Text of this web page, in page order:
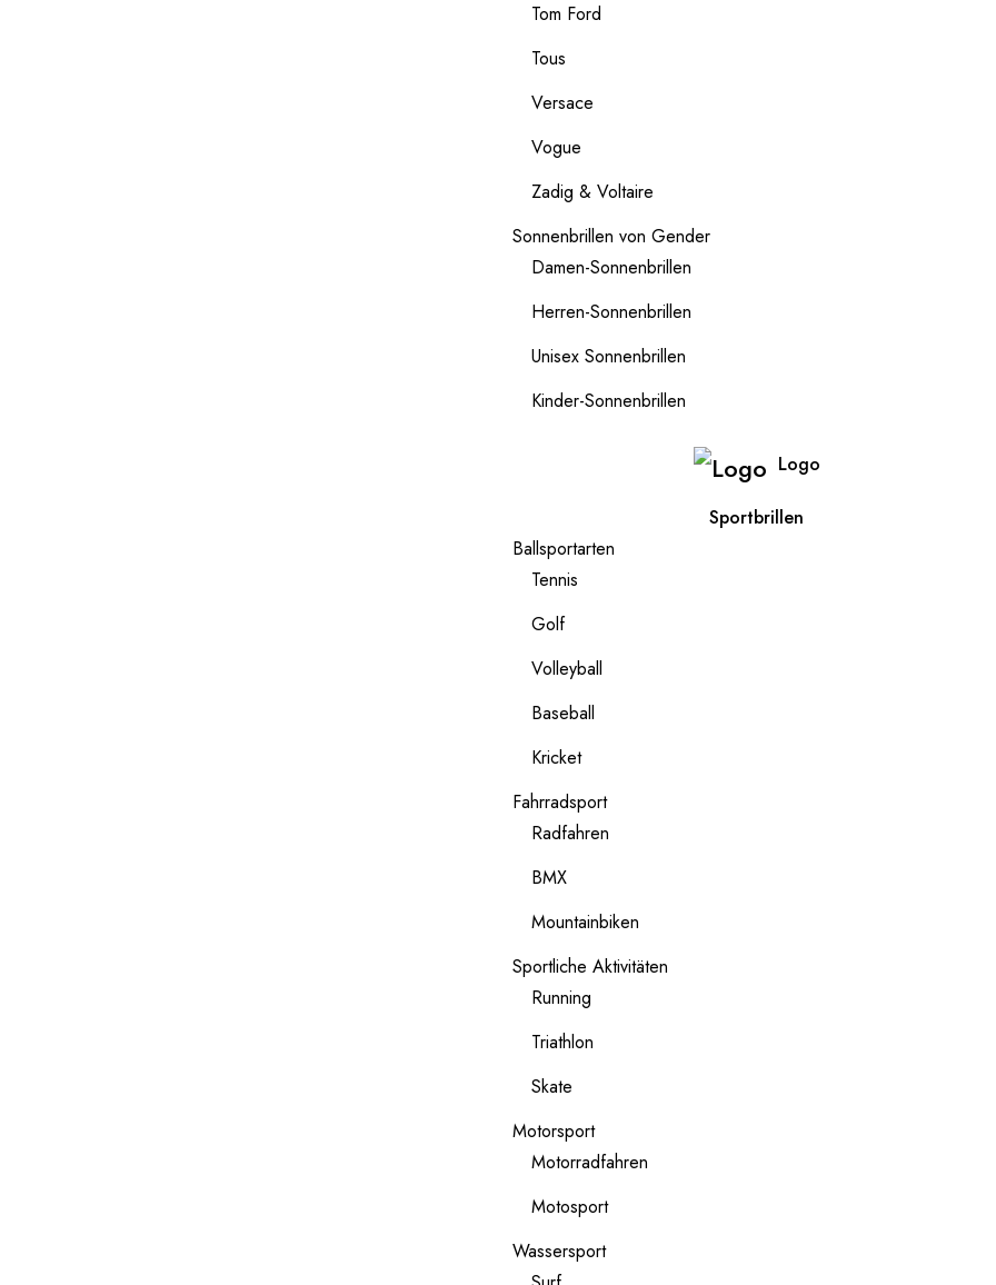
Tom Ford
Tous
Versace
Vogue
Zadig & Voltaire
Sonnenbrillen von Gender
Damen-Sonnenbrillen
Herren-Sonnenbrillen
Unisex Sonnenbrillen
Kinder-Sonnenbrillen
Logo
Sportbrillen
Ballsportarten
Tennis
Golf
Volleyball
Baseball
Kricket
Fahrradsport
Radfahren
BMX
Mountainbiken
Sportliche Aktivitäten
Running
Triathlon
Skate
Motorsport
Motorradfahren
Motosport
Wassersport